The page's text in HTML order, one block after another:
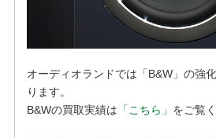
オーディオランドでは「B&W」の強
ります。
B&Wの買取実績は 「こちら」 をご覧